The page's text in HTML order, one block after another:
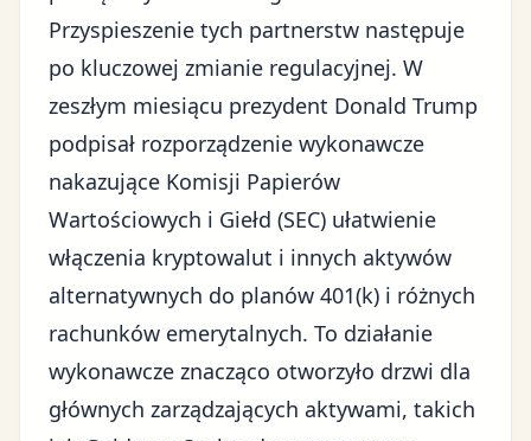
Przyspieszenie tych partnerstw następuje
po kluczowej zmianie regulacyjnej. W
zeszłym miesiącu prezydent Donald Trump
podpisał rozporządzenie wykonawcze
nakazujące Komisji Papierów
Wartościowych i Giełd (SEC) ułatwienie
włączenia kryptowalut i innych aktywów
alternatywnych do planów 401(k) i różnych
rachunków emerytalnych. To działanie
wykonawcze znacząco otworzyło drzwi dla
głównych zarządzających aktywami, takich